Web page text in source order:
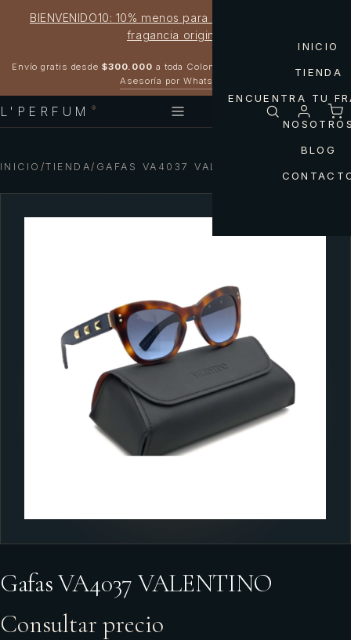
BIENVENIDO10: 10% menos para estrenar tu próxima
fragancia original
Envío gratis desde $300.000 a toda Colombia
Asesoría por WhatsApp
L'PERFUM ®
INICIO
TIENDA
ENCUENTRA TU
BLOG
INICIO /TIENDA/ GAFAS VA4037 VALENTINO
Gafas VA4037 VALENTINO
Consultar precio